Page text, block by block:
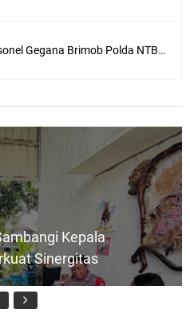
Hari Bhakti TNI AU, Personel Gegana Brimob Polda NTB Donor Darah
Kepala
Sinergitas